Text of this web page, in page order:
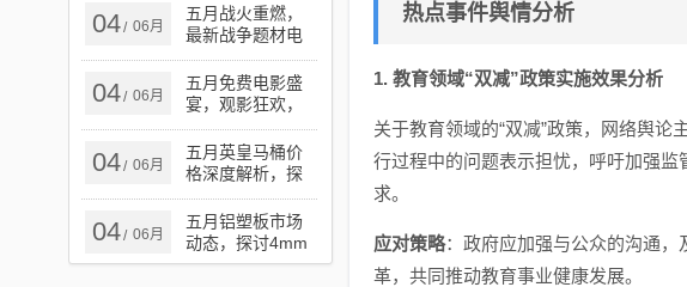
04/ 06月
五月战火重燃，
最新战争题材电
视剧探析
04/ 06月
五月免费电影盛
宴，观影狂欢，
不容错过
04/ 06月
五月英皇马桶价
格深度解析，探
寻价格背后的秘
密
04/ 06月
五月铝塑板市场
动态，探讨4mm
厚铝塑板价格走
热点事件舆情分析
1. 教育领域“双减”政策实施效果分析
关于教育领域的“双减”政策，网络舆
行过程中的问题表示担忧，呼吁加强
求。
应对策略：政府应加强与公众的沟通，
革，共同推动教育事业健康发展。